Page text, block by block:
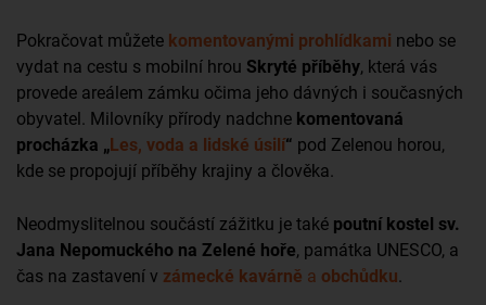
Pokračovat můžete komentovanými prohlídkami nebo se
vydat na cestu s mobilní hrou Skryté příběhy, která vás
provede areálem zámku očima jeho dávných i současných
obyvatel. Milovníky přírody nadchne komentovaná
procházka „Les, voda a lidské úsilí“ pod Zelenou horou,
kde se propojují příběhy krajiny a člověka.
Neodmyslitelnou součástí zážitku je také poutní kostel sv.
Jana Nepomuckého na Zelené hoře, památka UNESCO, a
čas na zastavení v zámecké kavárně a obchůdku.